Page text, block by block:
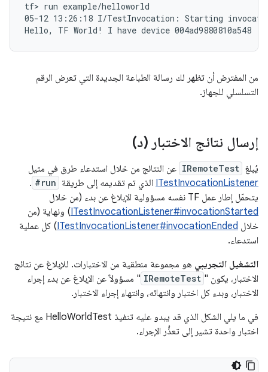
tf> run example/helloworld
05-12 13:26:18 I/TestInvocation: Starting
من المفترض أن تظهر لك رسالة الطباعة الجديدة التي تعرض الرقم
التسلسلي للجهاز.
إرسال نتائج الاختبار (د)
يُبلغ IRemoteTest عن النتائج من خلال استدعاء طرق في مثيل
ITestInvocationListener الذي تم تقديمه إلى طريقة #run
.
يتحمّل إطار عمل TF نفسه مسؤولية الإبلاغ عن بدء (من خلال
ITestInvocationListener#invocationStarted) ونهاية (من
خلال ITestInvocationListener#invocationEnded) كل عملية
استدعاء.
التشغيل التجريبي هو مجموعة منطقية من الاختبارات. للإبلاغ عن نتائج
الاختبار، يكون " IRemoteTest " مسؤولاً عن الإبلاغ عن بدء إجراء
الاختبار، وبدء كل اختبار وانتهائه، وانتهاء إجراء الاختبار.
في ما يلي الشكل الذي قد يبدو عليه تنفيذ HelloWorldTest مع نتيجة
اختبار واحدة تشير إلى تعذُّر الإجراء.